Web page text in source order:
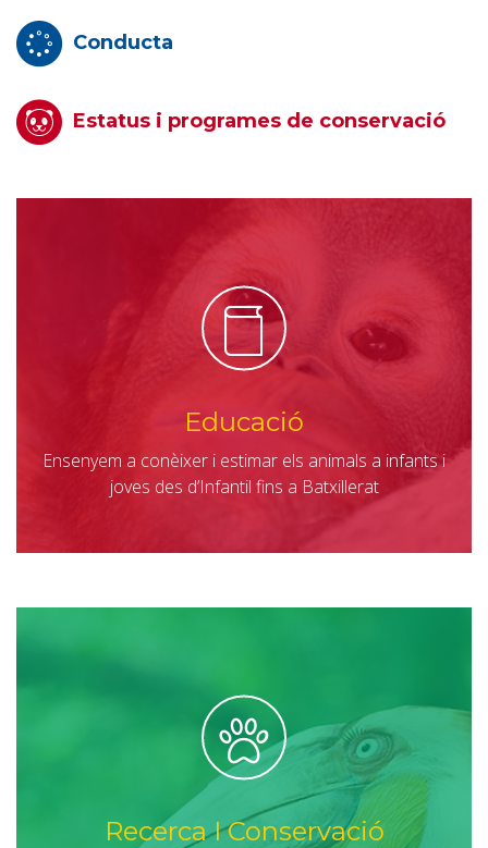
Conducta
Estatus i programes de conservació
Educació
Ensenyem a conèixer i estimar els animals a infants i
joves des d’Infantil fins a Batxillerat
Recerca I Conservació